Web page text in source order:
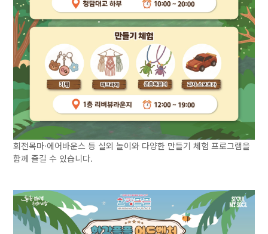
회전목마·에어바운스 등 실외 놀이와 다양한 만들기 체험 프로그램을
함께 즐길 수 있습니다.